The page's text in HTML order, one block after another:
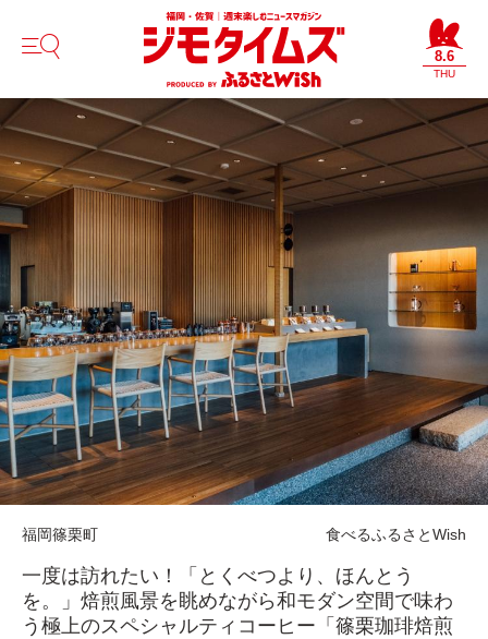
8.6
THU
福岡篠栗町 食べるふるさとWish
一度は訪れたい！「とくべつより、ほんとう
を。」焙煎風景を眺めながら和モダン空間で味わ
う極上のスペシャルティコーヒー「篠栗珈琲焙煎